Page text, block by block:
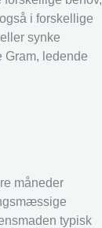
i forskellige
synke
Gram, ledende
måneder
typisk